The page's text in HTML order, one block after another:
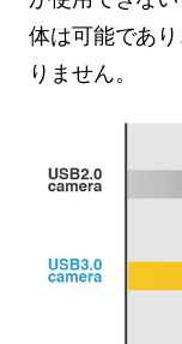
体は可能であ
りません。